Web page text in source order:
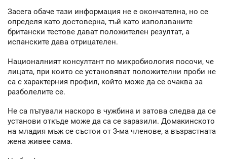
Засега обаче тази информация не е окончателна, но се
определя като достоверна, тъй като използваните
британски тестове дават положителен резултат, а
испанските дава отрицателен.
Националният консултант по микробиология посочи, че
лицата, при които се установяват положителни проби не
са с характерния профил, който може да се очаква за
разболелите се.
Не са пътували наскоро в чужбина и затова следва да се
установи откъде може да са се заразили. Домакинското
на младия мъж се състои от 3-ма членове, а възрастната
жена живее сама.